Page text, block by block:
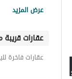
عرض المزيد
عقارات
عقارات فاخرة